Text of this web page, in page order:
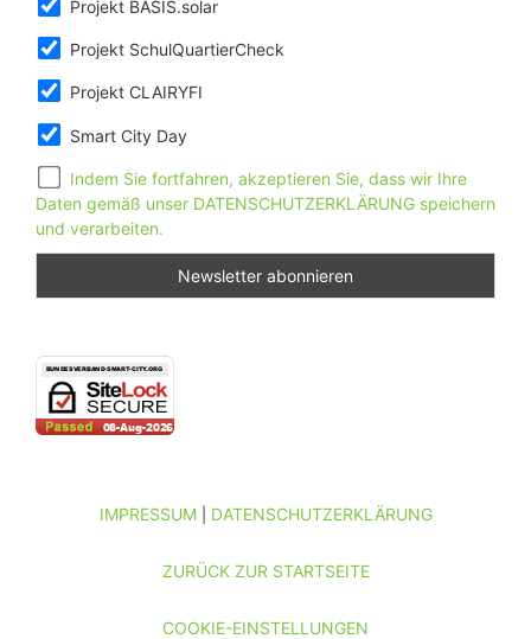
Projekt BASIS.solar
Projekt SchulQuartierCheck
Projekt CLAIRYFI
Smart City Day
Indem Sie fortfahren, akzeptieren Sie, dass wir Ihre
Daten gemäß unser DATENSCHUTZERKLÄRUNG speichern
und verarbeiten.
IMPRESSUM| DATENSCHUTZERKLÄRUNG
ZURÜCK ZUR STARTSEITE
COOKIE-EINSTELLUNGEN